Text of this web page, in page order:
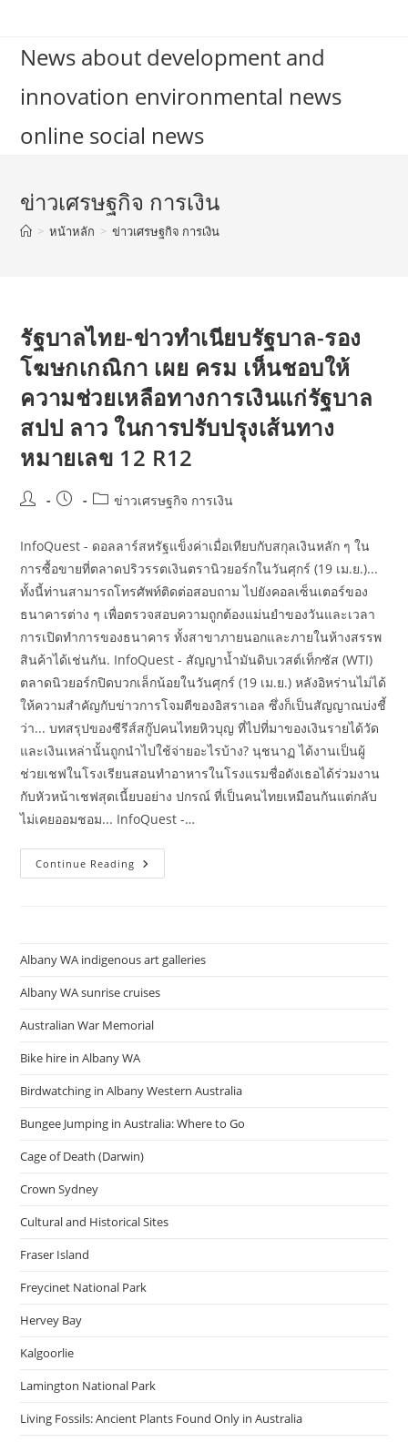
contentNews about development and
innovation environmental news
online social news
ข่าวเศรษฐกิจ การเงิน
> หน้าหลัก > ข่าวเศรษฐกิจ การเงิน
รัฐบาลไทย-ข่าวทำเนียบรัฐบาล-รอง
โฆษกเกณิกา เผย ครม เห็นชอบให้
ความช่วยเหลือทางการเงินแก่รัฐบาล
สปป ลาว ในการปรับปรุงเส้นทาง
หมายเลข 12 R12
Post
Post
Postข่าวเศรษฐกิจ การเงิน
InfoQuest - ดอลลาร์สหรัฐแข็งค่าเมื่อเทียบกับสกุลเงินหลัก ๆ ใน
การซื้อขายที่ตลาดปริวรรตเงินตรานิวยอร์กในวันศุกร์ (19 เม.ย.)...
ทั้งนี้ท่านสามารถโทรศัพท์ติดต่อสอบถาม ไปยังคอลเซ็นเตอร์ของ
ธนาคารต่าง ๆ เพื่อตรวจสอบความถูกต้องแม่นยำของวันและเวลา
การเปิดทำการของธนาคาร ทั้งสาขาภายนอกและภายในห้างสรรพ
สินค้าได้เช่นกัน. InfoQuest - สัญญาน้ำมันดิบเวสต์เท็กซัส (WTI)
ตลาดนิวยอร์กปิดบวกเล็กน้อยในวันศุกร์ (19 เม.ย.) หลังอิหร่านไม่ได้
ให้ความสำคัญกับข่าวการโจมตีของอิสราเอล ซึ่งก็เป็นสัญญาณบ่งชี้
ว่า... บทสรุปของซีรีส์สกู๊ปคนไทยหิวบุญ ที่ไปที่มาของเงินรายได้วัด
และเงินเหล่านั้นถูกนำไปใช้จ่ายอะไรบ้าง? นุชนาฏ ได้งานเป็นผู้
ช่วยเชฟในโรงเรียนสอนทําอาหารในโรงแรมชื่อดังเธอได้ร่วมงาน
กับหัวหน้าเชฟสุดเนี้ยบอย่าง ปกรณ์ ที่เป็นคนไทยเหมือนกันแต่กลับ
ไม่เคยออมชอม... InfoQuest -…
Continue Reading รัฐบาล
ไทย-
เกณิ
กา
ครม
ชอบ
ให้
ช่วย
เหลือ
เงิน
รัฐบาล
สปป
ใน
หมายเลข
Albany WA indigenous art galleries
Albany WA sunrise cruises
Australian War Memorial
Bike hire in Albany WA
Birdwatching in Albany Western Australia
Bungee Jumping in Australia: Where to Go
Cage of Death (Darwin)
Crown Sydney
Cultural and Historical Sites
Fraser Island
Freycinet National Park
Hervey Bay
Kalgoorlie
Lamington National Park
Living Fossils: Ancient Plants Found Only in Australia